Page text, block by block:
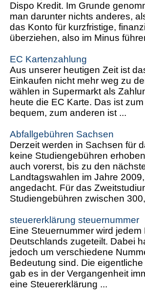
Dispo Kredit. Im Grunde
man darunter nichts anderes,
das Konto für kurzfristige,
überziehen, also im Minus
EC Kartenzahlung
Aus unserer heutigen Zeit ist
Einkaufen nicht mehr weg zu
wählen in Supermarkt als
heute die EC Karte. Das ist
bequem, zum anderen ist ...
Abfallgebühren Sachsen
Derzeit werden in Sachsen für
keine Studiengebühren
auch vorerst, bis zu den
Landtagswahlen im Jahre
angedacht. Für das
Studiengebühren zwischen
steuererklärung steuernummer
Eine Steuernummer wird jedem
Deutschlands zugeteilt. Dabei
jedoch um verschiedene
Bedeutung sind. Die
gab es in der Vergangenheit
eine Steuererklärung ...